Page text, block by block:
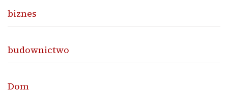
biznes
budownictwo
Dom